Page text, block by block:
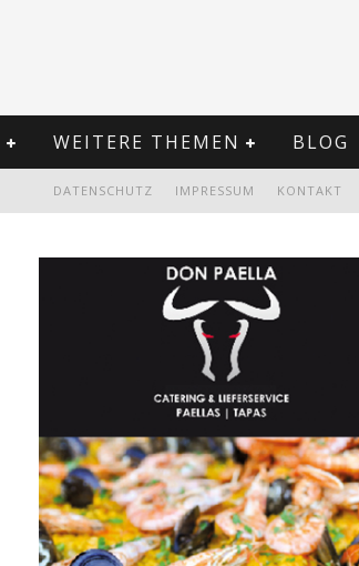
WEITERE THEMEN BLOG
KONTAKT
IMPRESSUM
DATENSCHUTZ